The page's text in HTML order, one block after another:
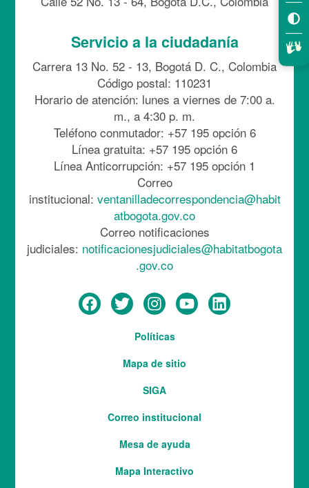
Servicio a la ciudadanía
Carrera 13 No. 52 - 13, Bogotá D. C., Colombia
Código postal: 110231
Horario de atención: lunes a viernes de 7:00 a.
m., a 4:30 p. m.
Teléfono conmutador: +57 195 opción 6
Línea gratuita: +57 195 opción 6
Línea Anticorrupción: +57 195 opción 1
Correo
institucional: ventanilladecorrespondencia@habit
atbogota.gov.co
Correo notificaciones
judiciales: notificacionesjudiciales@habitatbogota
.gov.co
Políticas
Mapa de sitio
SIGA
Correo institucional
Mesa de ayuda
Mapa Interactivo